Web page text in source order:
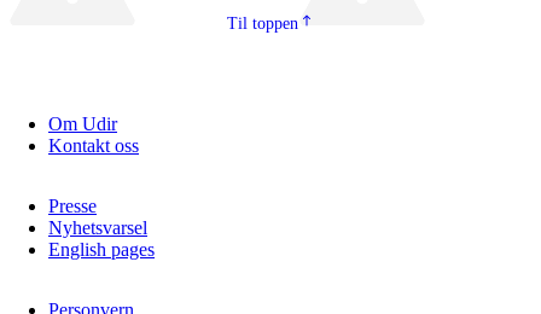
Til toppen
Om Udir
Kontakt oss
Presse
Nyhetsvarsel
English pages